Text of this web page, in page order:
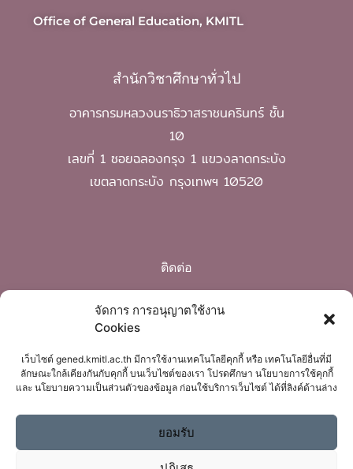
จัดการ การอนุญาตใช้งาน
Cookies
เว็บไซต์ gened.kmitl.ac.th มีการใช้งานเทคโนโลยีคุกกี้ หรือ เทคโนโลยีอื่นที่มี
ลักษณะใกล้เคียงกันกับคุกกี้ บนเว็บไซต์ของเรา โปรดศึกษา นโยบายการใช้คุกกี้
และ นโยบายความเป็นส่วนตัวของข้อมูล ก่อนใช้บริการเว็บไซต์ ได้ที่ลิงค์ด้านล่าง
ยอมรับ
Office of General Education, KMITL
สำนักวิชาศึกษาทั่วไป
อาคารกรมหลวงนราธิวาสราชนครินทร์ ชั้น
10
เลขที่ 1 ซอยฉลองกรุง 1 แขวงลาดกระบัง
เขตลาดกระบัง กรุงเทพฯ 10520
ติดต่อ
mail: gened@kmitl.ac.th